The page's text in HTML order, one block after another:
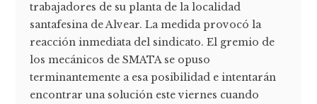
trabajadores de su planta de la localidad
santafesina de Alvear. La medida provocó la
reacción inmediata del sindicato. El gremio de
los mecánicos de SMATA se opuso
terminantemente a esa posibilidad e intentarán
encontrar una solución este viernes cuando